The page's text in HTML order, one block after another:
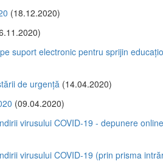
(18.12.2020)
suport electronic pentru sprijin
de urgență (14.04.2020)
(09.04.2020)
virusului COVID-19 - depunere online
virusului COVID-19 (prin prisma